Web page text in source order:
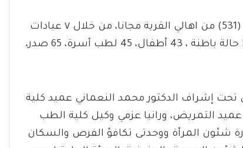
واشار الدكتور صبحي شرف ان القافلة وقعت الكشف علي (531) من اهالي القرية مجانا، من خلال ٧ عيادات
طبية في مختلف التخصصات، حيث وقعت الكشف على 55 حالة باطنة ، 43 أطفال، 45 لطب أسرة، 65 صدر،
إشراف الدكتور محمد النعماني عميد كلية
التمريض، ورانيا عزمي وكيل كلية الطب
شئون المرأة ووحدتى تكافؤ الفرص والسكان